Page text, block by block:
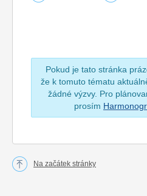
Pokud je tato stránka
že k tomuto tématu
žádné výzvy. Pro
prosím
Na začátek stránky